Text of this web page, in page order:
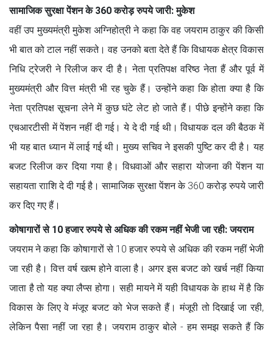
सामाजिक सुरक्षा पेंशन के 360 करोड़ रुपये जारी: मुकेश
वहीं उप मुख्यमंत्री मुकेश अग्निहोत्री ने कहा कि वह जयराम ठाकुर की किसी
भी बात को टाल नहीं सकते। वह उनको बता देते हैं कि विधायक क्षेत्र विकास
निधि ट्रेजरी ने रिलीज कर दी है। नेता प्रतिपक्ष वरिष्ठ नेता हैं और पूर्व में
मुख्यमंत्री और वित्त मंत्री भी रह चुके हैं। उन्होंने कहा कि होता क्या है कि
नेता प्रतिपक्ष सूचना लेने में कुछ घंटे लेट हो जाते हैं। पीछे इन्होंने कहा कि
एचआरटीसी में पेंशन नहीं दी गई। ये दे दी गई थी। विधायक दल की बैठक में
भी यह बात ध्यान में लाई गई थी। मुख्य सचिव ने इसकी पुष्टि कर दी है। यह
बजट रिलीज कर दिया गया है। विधवाओं और सहारा योजना की पेंशन या
सहायता रााशि दे दी गई है। सामाजिक सुरक्षा पेंशन के 360 करोड़ रुपये जारी
कर दिए गए हैं।
कोषागारों से 10 हजार रुपये से अधिक की रकम नहीं भेजी जा रही: जयराम
जयराम ने कहा कि कोषागारों से 10 हजार रुपये से अधिक की रकम नहीं भेजी
जा रही है। वित्त वर्ष खत्म होने वाला है। अगर इस बजट को खर्च नहीं किया
जाता है तो यह क्या लैप्स होगा। सही मायने में यही विधायक के हाथ में है कि
विकास के लिए वे मंजूर बजट को भेज सकते हैं। मंजूरी तो दिखाई जा रही,
लेकिन पैसा नहीं जा रहा है। जयराम ठाकुर बोले - हम समझ सकते हैं कि